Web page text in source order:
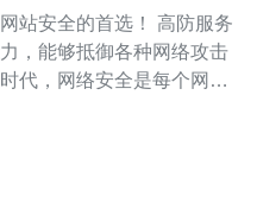
的首选！ 高防服务
，能够抵御各种网络攻击
代，网络安全是每个网站
户信息或破坏网站正常运